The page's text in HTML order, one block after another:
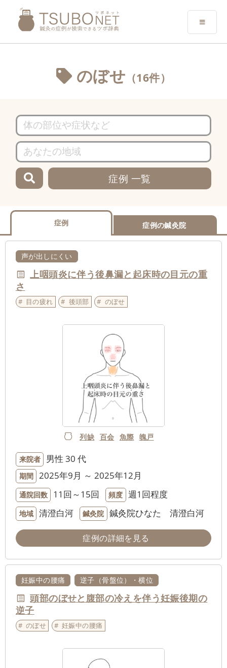
のぼせ （16件）
症例 一覧
症例 症例の鍼灸院
声が出しにくい
上咽頭炎に伴う後鼻漏と起床時の目元の重
さ
目の疲れ 後頭部 のぼせ
列缺 百会 魚際 魄戸
来院者 男性 30 代
期間 2025年9月 ～ 2025年12月
通院回数 11回～15回 頻度 週1回程度
地域 清澄白河 鍼灸院 鍼灸院ひなた 清澄白河
症例の詳細を見る
妊娠中の腰痛 逆子（骨盤位）・横位
頭部のぼせと腹部の冷えを伴う妊娠後期の
逆子
のぼせ 妊娠中の腰痛